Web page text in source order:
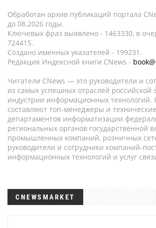
Обработан архив публикаций портала
до 08.2026 годы.
Ключевых фраз выявлено - 1463330, в
724415.
Создано именных указателей - 199231.
Редакция Индексной книги CNews -
Читатели CNews — это руководители и
из самых успешных отраслей российской
индустрии информационных технологий.
составляют топ-менеджеры и
департаментов информатизации
региональных органов государственной
промышленных компаний, розничных
руководители и сотрудники компаний-
информационных технологий и услуг
CNEWSMARKET